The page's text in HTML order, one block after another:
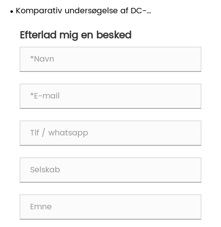
forskellige applikationer?
​Komparativ undersøgelse af DC-
typer punktsvejsemaskiner
Efterlad mig en besked